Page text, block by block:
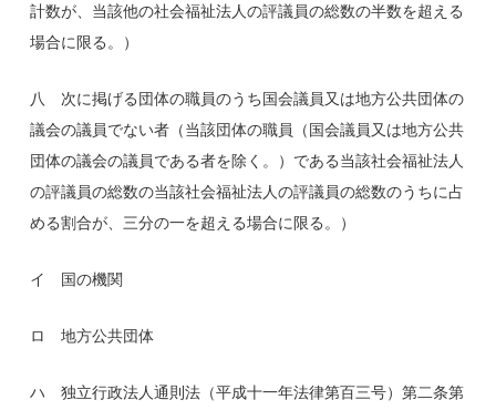
計数が、当該他の社会福祉法人の評議員の総数の半数を超える
場合に限る。）
八 次に掲げる団体の職員のうち国会議員又は地方公共団体の
議会の議員でない者（当該団体の職員（国会議員又は地方公共
団体の議会の議員である者を除く。）である当該社会福祉法人
の評議員の総数の当該社会福祉法人の評議員の総数のうちに占
める割合が、三分の一を超える場合に限る。）
イ 国の機関
ロ 地方公共団体
ハ 独立行政法人通則法（平成十一年法律第百三号）第二条第